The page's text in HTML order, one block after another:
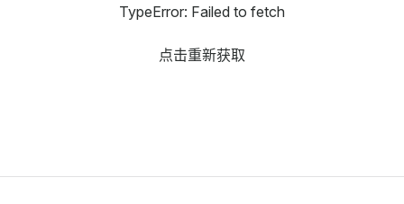
TypeError: Failed to fetch
点击重新获取